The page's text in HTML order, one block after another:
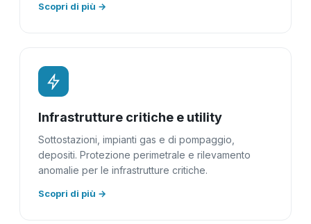
Scopri di più →
Infrastrutture critiche e utility
Sottostazioni, impianti gas e di pompaggio,
depositi. Protezione perimetrale e rilevamento
anomalie per le infrastrutture critiche.
Scopri di più →